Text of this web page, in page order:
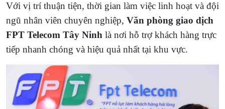
Với vị trí thuận tiện, thời gian làm việc linh hoạt và đội
ngũ nhân viên chuyên nghiệp, Văn phòng giao dịch
FPT Telecom Tây Ninh là nơi hỗ trợ khách hàng trực
tiếp nhanh chóng và hiệu quả nhất tại khu vực.